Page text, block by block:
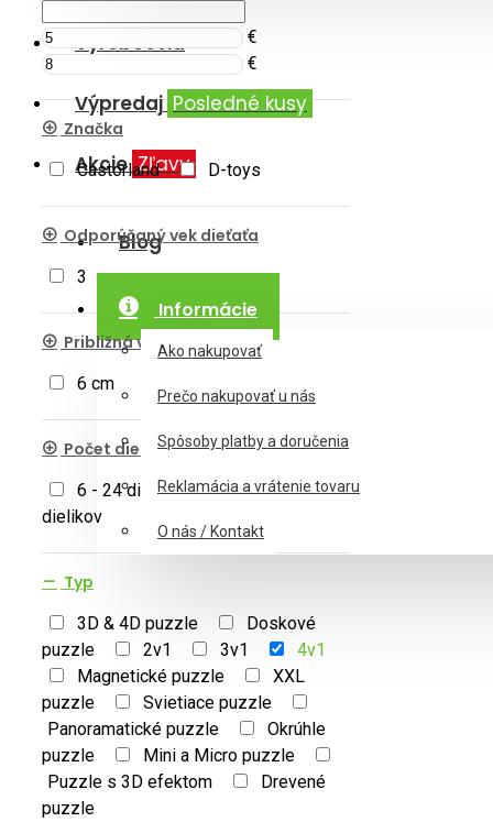
Výrobcovia
Výpredaj Posledné kusy
Akcie Zľavy
Blog
Informácie
Ako nakupovať
Prečo nakupovať u nás
Spôsoby platby a doručenia
Reklamácia a vrátenie tovaru
O nás / Kontakt
€
€
Značka
Castorland D-toys
Odporúčaný vek dieťaťa
3
Približná veľkosť dielika
6 cm
Počet dielikov
6 - 24 dielikov
25 - 49
dielikov
Typ
3D & 4D puzzle
Doskové
puzzle
2v1 3v1
4v1
Magnetické puzzle
XXL
puzzle
Svietiace puzzle
Panoramatické puzzle
Okrúhle
puzzle
Mini a Micro puzzle
Puzzle s 3D efektom
Drevené
puzzle